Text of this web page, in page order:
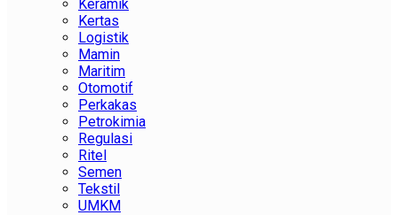
Keramik
Kertas
Logistik
Mamin
Maritim
Otomotif
Perkakas
Petrokimia
Regulasi
Ritel
Semen
Tekstil
UMKM